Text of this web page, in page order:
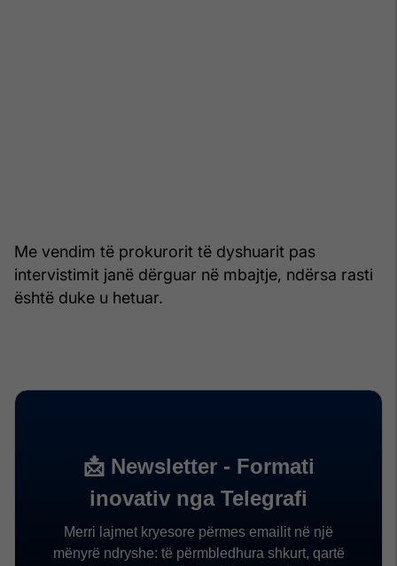
Me vendim të prokurorit të dyshuarit pas
intervistimit janë dërguar në mbajtje, ndërsa rasti
është duke u hetuar.